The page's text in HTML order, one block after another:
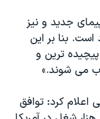
۸۴ فروند هواپیمای جدید و نيز
است. بنا بر اين
ترین و
می شوند.»
اعلام کرد: توافق